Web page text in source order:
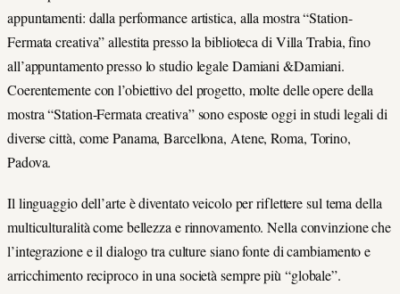
appuntamenti: dalla performance artistica, alla mostra “Station-
Fermata creativa” allestita presso la biblioteca di Villa Trabia, fino
all’appuntamento presso lo studio legale Damiani &Damiani.
Coerentemente con l’obiettivo del progetto, molte delle opere della
mostra “Station-Fermata creativa” sono esposte oggi in studi legali di
diverse città, come Panama, Barcellona, Atene, Roma, Torino,
Padova.
Il linguaggio dell’arte è diventato veicolo per riflettere sul tema della
multiculturalità come bellezza e rinnovamento. Nella convinzione che
l’integrazione e il dialogo tra culture siano fonte di cambiamento e
arricchimento reciproco in una società sempre più “globale”.